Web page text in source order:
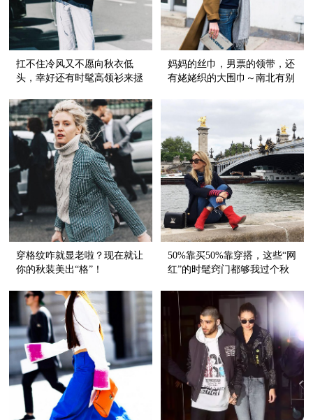
扛不住冷风又不愿向秋衣低
头，幸好还有时髦高领衫来拯
妈妈的丝巾，男票的领带，还
有姥姥织的大围巾～南北有别
穿格纹咋就显老啦？现在就让
你的秋装美出“格”！
50%靠买50%靠穿搭，这些“网
红”的时髦窍门都够我过个秋